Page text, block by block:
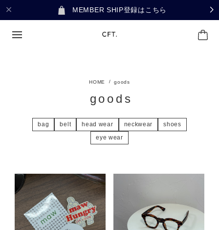
MEMBER SHIP登録はこちら
goods
goods
bag belt head wear neckwear
shoes
eye wear